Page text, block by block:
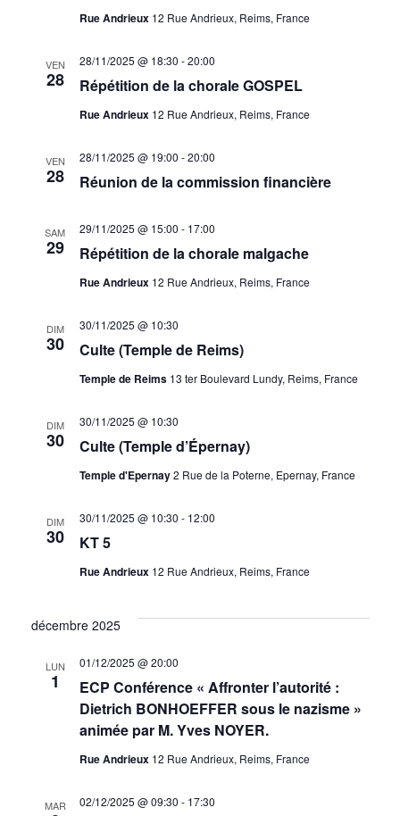
Rue Andrieux 12 Rue Andrieux, Reims, France
VEN
28 Répétition de la chorale GOSPEL
28/11/2025 @ 18:30 -20:00
Rue Andrieux 12 Rue Andrieux, Reims, France
VEN
28 Réunion de la commission financière
28/11/2025 @ 19:00 -20:00
SAM
29 Répétition de la chorale malgache
29/11/2025 @ 15:00 - 17:00
Rue Andrieux 12 Rue Andrieux, Reims, France
DIM
30 Culte (Temple de Reims)
30/11/2025 @ 10:30
Temple de Reims 13 ter Boulevard Lundy, Reims, France
DIM
30 Culte (Temple d’Épernay)
30/11/2025 @ 10:30
Temple d'Epernay2 Rue de la Poterne, Epernay, France
DIM
30 KT 5
30/11/2025 @ 10:30 - 12:00
Rue Andrieux 12 Rue Andrieux, Reims, France
décembre 2025
LUN
1
ECP Conférence « Affronter l’autorité :
Dietrich BONHOEFFER sous le nazisme »
animée par M. Yves NOYER.
01/12/2025 @ 20:00
Rue Andrieux 12 Rue Andrieux, Reims, France
MAR 02/12/2025 @ 09:30 - 17:30